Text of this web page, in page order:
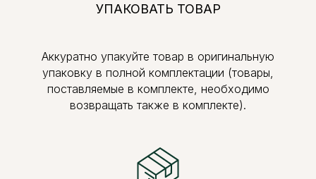
УПАКОВАТЬ ТОВАР
Аккуратно упакуйте товар в оригинальную
упаковку в полной комплектации (товары,
поставляемые в комплекте, необходимо
возвращать также в комплекте).